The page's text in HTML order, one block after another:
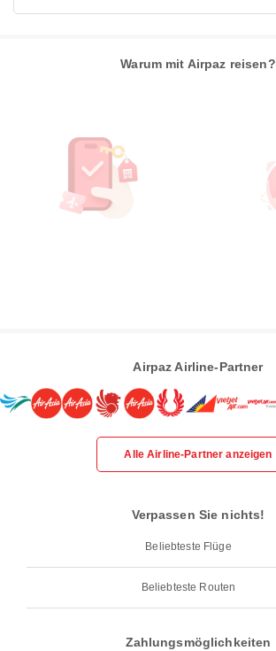
Warum mit Airpaz reisen?
Airpaz Airline-Partner
Alle Airline-Partner anzeigen
Verpassen Sie nichts!
Beliebteste Flüge
Beliebteste Routen
Zahlungsmöglichkeiten